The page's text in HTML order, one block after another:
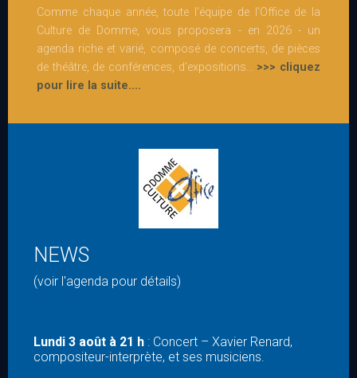
Comme chaque année, toute l'équipe de l’Office de la
Culture de Domme, vous proposera - en 2026 - un
agenda riche et varié, composé de concerts, de pièces
de théâtre, de conférences, d'expositions... >>> cliquez
pour lire la suite....
NEWS
(voir l'agenda pour détails)
Lundi 3 août à 21 h : Concert – Xavier Renard,
compositeur-interprète, et ses musiciens.